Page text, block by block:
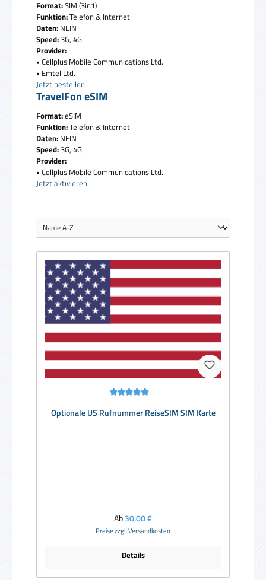
Format:SIM (3in1)
Funktion:Telefon & Internet
Daten: NEIN
Speed:3G, 4G
Provider:
• Cellplus Mobile Communications Ltd.
• Emtel Ltd.
Jetzt bestellen
TravelFon eSIM
Format:eSIM
Funktion:Telefon & Internet
Daten: NEIN
Speed:3G, 4G
Provider:
• Cellplus Mobile Communications Ltd.
Jetzt aktivieren
Optionale US Rufnummer ReiseSIM SIM Karte
Regulärer Preis:
Ab30,00 €
Preise zzgl. Versandkosten
Details